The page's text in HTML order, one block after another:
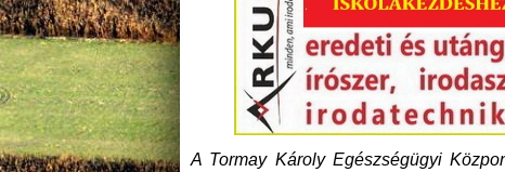
A Tormay Károly Egészségügyi